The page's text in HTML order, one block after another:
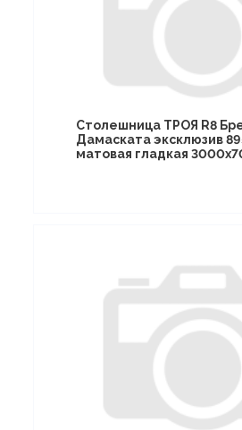
Столешница ТРОЯ R8
Дамаската эксклюзив
матовая гладкая